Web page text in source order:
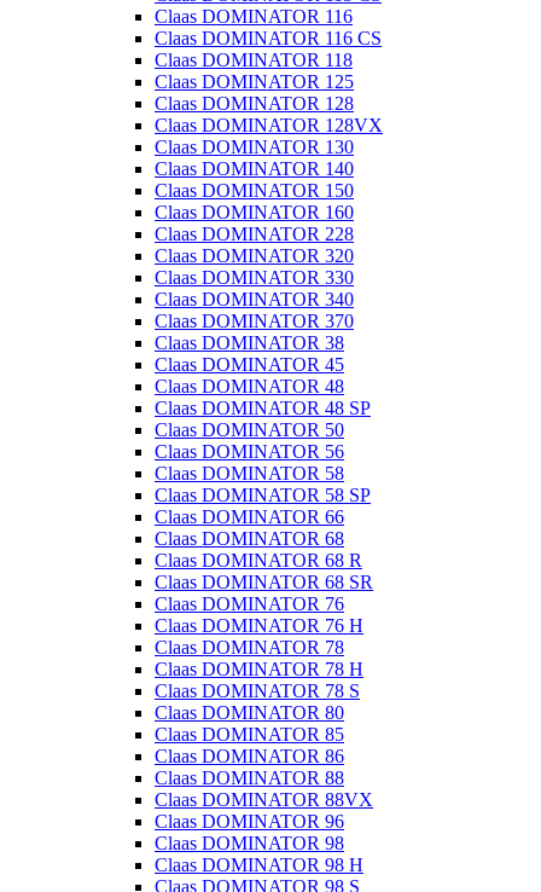
Claas DOMINATOR 116
Claas DOMINATOR 116 CS
Claas DOMINATOR 118
Claas DOMINATOR 125
Claas DOMINATOR 128
Claas DOMINATOR 128VX
Claas DOMINATOR 130
Claas DOMINATOR 140
Claas DOMINATOR 150
Claas DOMINATOR 160
Claas DOMINATOR 228
Claas DOMINATOR 320
Claas DOMINATOR 330
Claas DOMINATOR 340
Claas DOMINATOR 370
Claas DOMINATOR 38
Claas DOMINATOR 45
Claas DOMINATOR 48
Claas DOMINATOR 48 SP
Claas DOMINATOR 50
Claas DOMINATOR 56
Claas DOMINATOR 58
Claas DOMINATOR 58 SP
Claas DOMINATOR 66
Claas DOMINATOR 68
Claas DOMINATOR 68 R
Claas DOMINATOR 68 SR
Claas DOMINATOR 76
Claas DOMINATOR 76 H
Claas DOMINATOR 78
Claas DOMINATOR 78 H
Claas DOMINATOR 78 S
Claas DOMINATOR 80
Claas DOMINATOR 85
Claas DOMINATOR 86
Claas DOMINATOR 88
Claas DOMINATOR 88VX
Claas DOMINATOR 96
Claas DOMINATOR 98
Claas DOMINATOR 98 H
Claas DOMINATOR 98 S